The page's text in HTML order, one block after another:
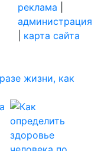
реклама
администрация
карта сайта